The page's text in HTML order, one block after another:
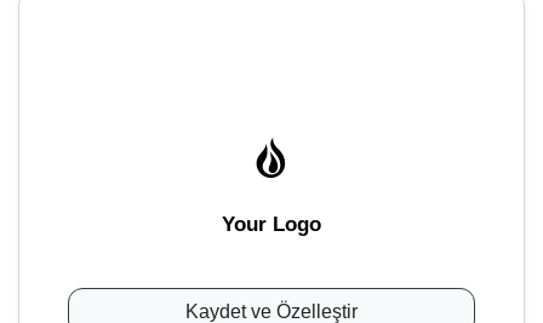
Your Logo
Kaydet ve Özelleştir